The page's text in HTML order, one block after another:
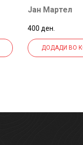
Јан Мартел
400 ден.
ДОДАДИ ВО